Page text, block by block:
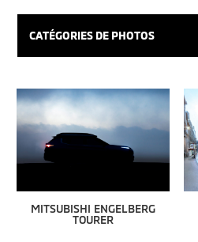
CATÉGORIES DE PHOTOS
MITSUBISHI ENGELBERG
TOURER